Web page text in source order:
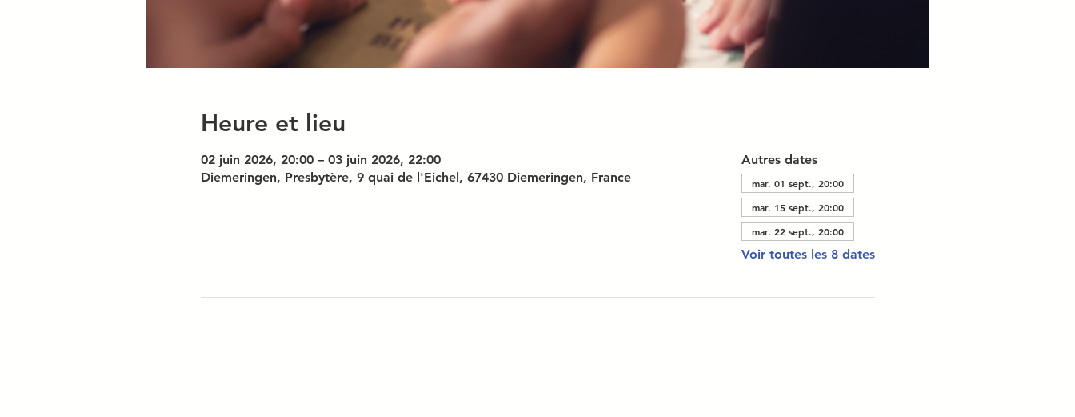
Heure et lieu
02 juin 2026, 20:00 – 03 juin 2026, 22:00
Diemeringen, Presbytère, 9 quai de l'Eichel, 67430 Diemeringen, France
Autres dates
mar. 01 sept., 20:00
mar. 15 sept., 20:00
mar. 22 sept., 20:00
Voir toutes les 8 dates